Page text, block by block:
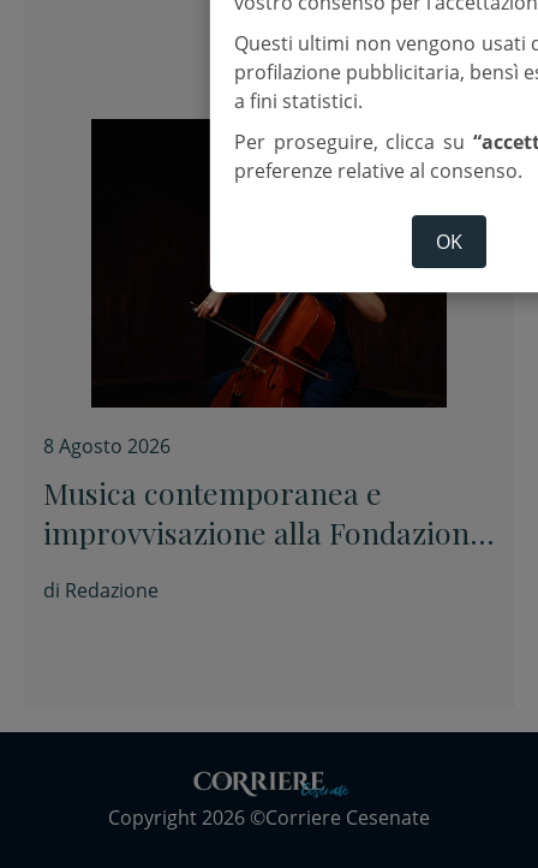
8 Agosto 2026
Musica contemporanea e
improvvisazione alla Fondazione
Tito Balestra di Longiano
di Redazione
Copyright 2026 ©Corriere Cesenate
Questi ultimi non vengono usati
profilazione pubblicitaria, bensì
a fini statistici.
Per proseguire, clicca su
preferenze relative al consenso.
OK